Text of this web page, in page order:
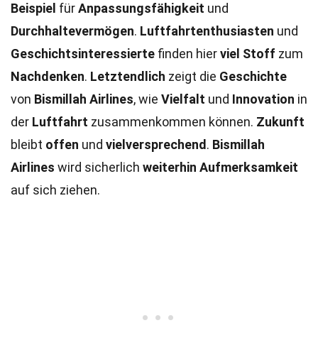
Beispiel fürAnpassungsfähigkeit und
Durchhaltevermögen. Luftfahrtenthusiasten und
Geschichtsinteressierte finden hierviel Stoff zum
Nachdenken. Letztendlich zeigt die Geschichte
von Bismillah Airlines, wie Vielfalt und Innovation in
der Luftfahrt zusammenkommen können. Zukunft
bleibt offen und vielversprechend . Bismillah
Airlines wird sicherlich weiterhin Aufmerksamkeit
auf sich ziehen.